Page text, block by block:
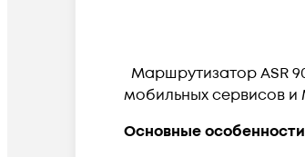
Маршрутизатор ASR
мобильных сервисов и
Основные